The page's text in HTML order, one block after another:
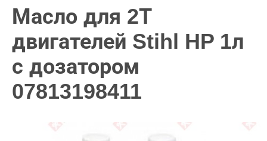
Масло для 2Т
двигателей Stihl HP 1л
с дозатором
07813198411